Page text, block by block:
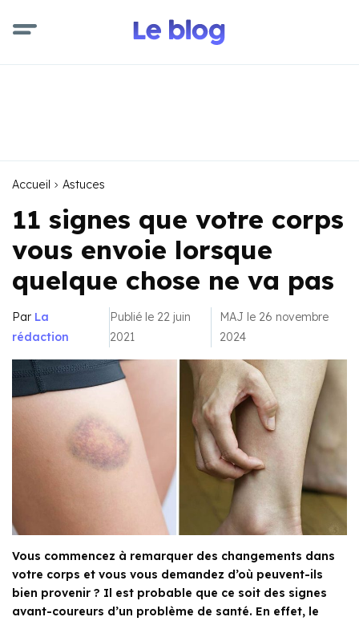
Accueil Astuces
11 signes que votre corps
vous envoie lorsque
quelque chose ne va pas
Par La
rédaction
Publié le 22 juin
2021
MAJ le 26 novembre
2024
Vous commencez à remarquer des changements dans
votre corps et vous vous demandez d’où peuvent-ils
bien provenir ? Il est probable que ce soit des signes
avant-coureurs d’un problème de santé. En effet, le